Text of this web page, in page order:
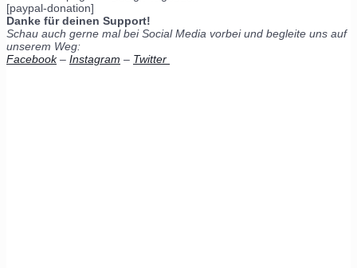
[paypal-donation]
Danke für deinen Support!
Schau auch gerne mal bei Social Media vorbei und begleite uns auf
unserem Weg:
Facebook– Instagram – Twitter